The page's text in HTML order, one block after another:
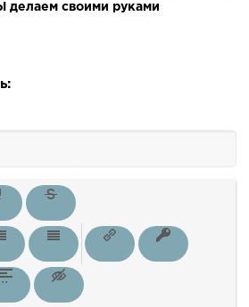
своими руками